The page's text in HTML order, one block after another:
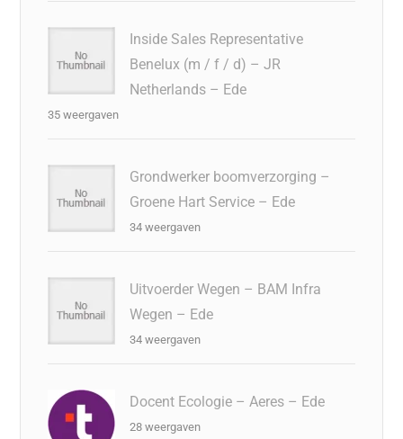
Inside Sales Representative
Benelux (m / f / d) – JR
Netherlands – Ede
35 weergaven
Grondwerker boomverzorging –
Groene Hart Service – Ede
34 weergaven
Uitvoerder Wegen – BAM Infra
Wegen – Ede
34 weergaven
Docent Ecologie – Aeres – Ede
28 weergaven